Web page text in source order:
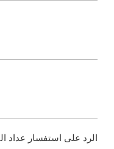
الرد على استفسار عداد